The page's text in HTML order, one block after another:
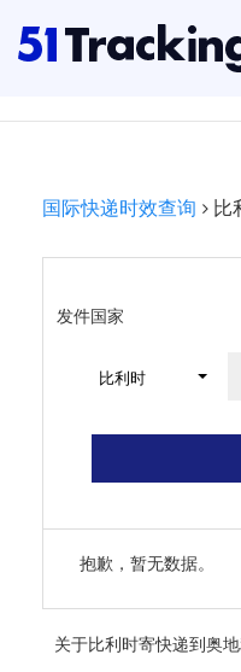
国际快递时效查询 比
发件国家
比利时
抱歉，暂无数据。
关于比利时寄快递到奥